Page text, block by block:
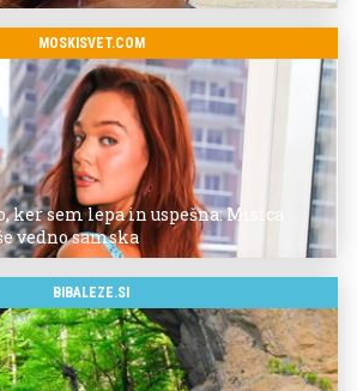
MOSKISVET.COM
ker sem lepa in uspešna: Misica
vedno samska
BIBALEZE.SI